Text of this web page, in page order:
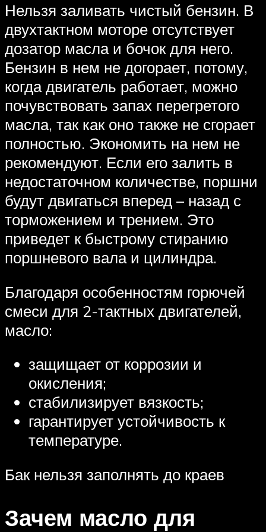
Нельзя заливать чистый бензин. В
двухтактном моторе отсутствует
дозатор масла и бочок для него.
Бензин в нем не догорает, потому,
когда двигатель работает, можно
почувствовать запах перегретого
масла, так как оно также не сгорает
полностью. Экономить на нем не
рекомендуют. Если его залить в
недостаточном количестве, поршни
будут двигаться вперед – назад с
торможением и трением. Это
приведет к быстрому стиранию
поршневого вала и цилиндра.
Благодаря особенностям горючей
смеси для 2-тактных двигателей,
масло:
защищает от коррозии и
окисления;
стабилизирует вязкость;
гарантирует устойчивость к
температуре.
Бак нельзя заполнять до краев
Зачем масло для